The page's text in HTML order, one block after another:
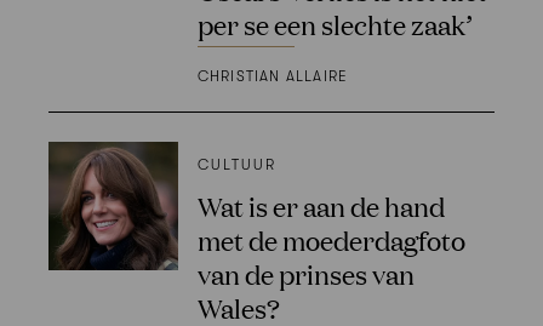
per se een slechte zaak’
CHRISTIAN ALLAIRE
CULTUUR
Wat is er aan de hand
met de moederdagfoto
van de prinses van
Wales?